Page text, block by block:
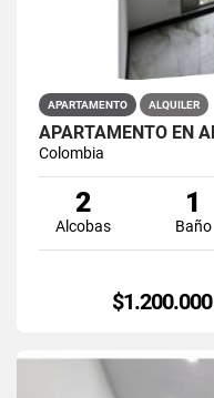
APARTAMENTO ALQUILER
Colombia
2
Alcobas
1
Baño
$1.200.000